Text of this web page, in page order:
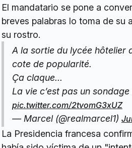
El mandatario se pone a
breves palabras lo toma de su
su rostro.
A la sortie du lycée hôtelier
cote de popularité.
Ça claque...
La vie c’est pas un
pic.twitter.com/2tvomG3xUZ
— Marcel (@realmarcel1)
La Presidencia francesa